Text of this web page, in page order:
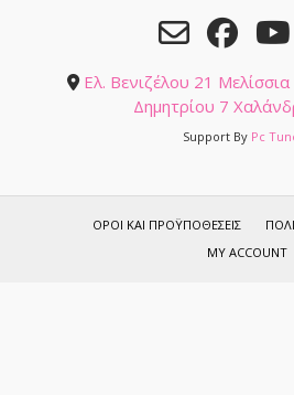
Ελ. Βενιζέλου 21
Δημητρίου 7
Support By Pc
ΌΡΟΙ ΚΑΙ ΠΡΟΫΠΟΘΈΣΕΙΣ
MY ACCOUNT